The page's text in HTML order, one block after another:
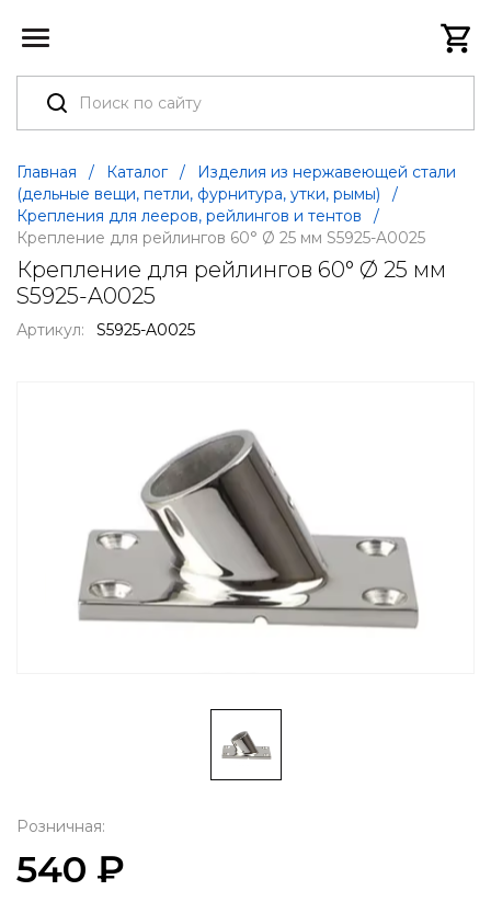
Главная / Каталог /
Изделия из нержавеющей стали
(дельные вещи, петли, фурнитура, утки, рымы)
/
Крепления для лееров, рейлингов и тентов
/
Крепление для рейлингов 60° Ø 25 мм S5925-A0025
Крепление для рейлингов 60° Ø 25 мм
S5925-A0025
Артикул: S5925-A0025
Розничная:
540 ₽